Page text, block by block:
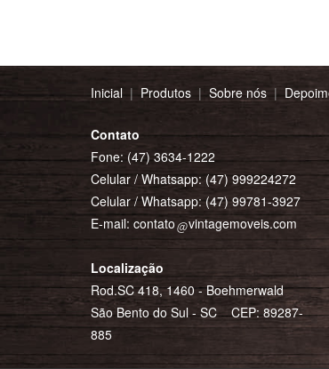
Inicial |Produtos | Sobre nós |
Contato
Fone: (47) 3634-1222
Celular / Whatsapp:(47) 999224272
Celular / Whatsapp:(47) 99781-3927
E-mail: contato vintagemoveis.com
Localização
Rod.SC 418, 1460 - Boehmerwald
São Bento do Sul - SC CEP: 89287-
885